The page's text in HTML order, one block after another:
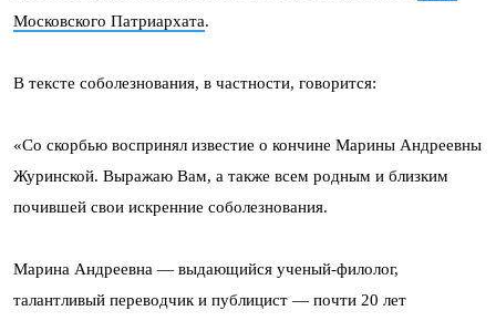
Московского Патриархата.
В тексте соболезнования, в частности, говорится:
«Со скорбью воспринял известие о кончине Марины Андреевны
Журинской. Выражаю Вам, а также всем родным и близким
почившей свои искренние соболезнования.
Марина Андреевна — выдающийся ученый-филолог,
талантливый переводчик и публицист — почти 20 лет